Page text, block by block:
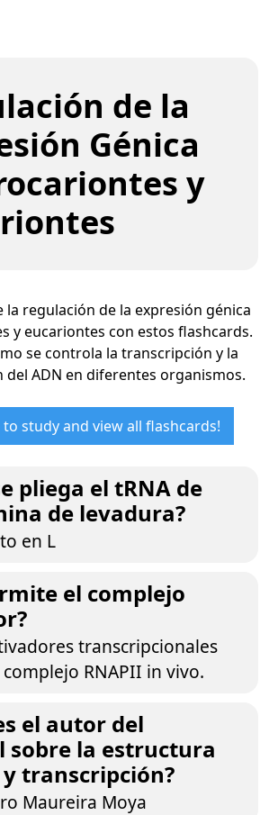
de la
Génica
y
la regulación de la expresión génica
y eucariontes con estos flashcards.
se controla la transcripción y la
del ADN en diferentes organismos.
to study and view all flashcards!
pliega el tRNA de
de levadura?
en L
el complejo
transcripcionales
RNAPII in vivo.
el autor del
sobre la estructura
y transcripción?
Maureira Moya